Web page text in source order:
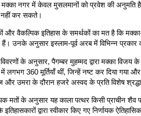
नगर में केवल मुसलमानों को प्रवेश की अनुमति
नहीं कर सकते।
वैकल्पिक इतिहास के समर्थकों का मत है कि
उनके अनुसार इस्लाम-पूर्व अरब में विभिन्न प्रकार
के अनुसार, पैगम्बर मुहम्मद द्वारा मक्का विजय
में लगभग 360 मूर्तियाँ थीं, जिन्हें नष्ट कर दिया
और उमरा के दौरान हजरे अस्वद के प्रति विशेष
मतों के अनुसार यह काला पत्थर किसी प्राचीन शैव
इतिहासकारों द्वारा स्वीकार किए गए निर्णायक